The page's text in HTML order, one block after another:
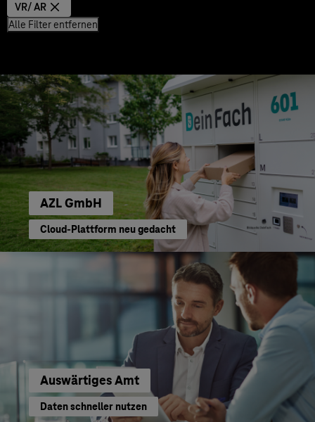
VR/ AR
Alle Filter entfernen
AZL GmbH
Cloud-Plattform neu gedacht
Auswärtiges Amt
Daten schneller nutzen